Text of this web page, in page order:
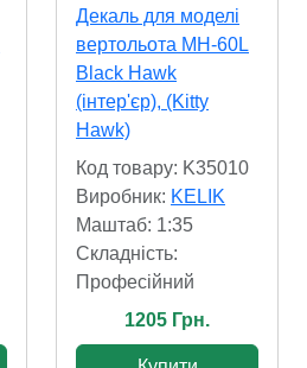
Декаль для моделі
вертольота MH-60L
Black Hawk
(інтер'єр), (Kitty
Hawk)
Код товару: K35010
Виробник: KELIK
Маштаб: 1:35
Складність:
Професійний
1205 Грн.